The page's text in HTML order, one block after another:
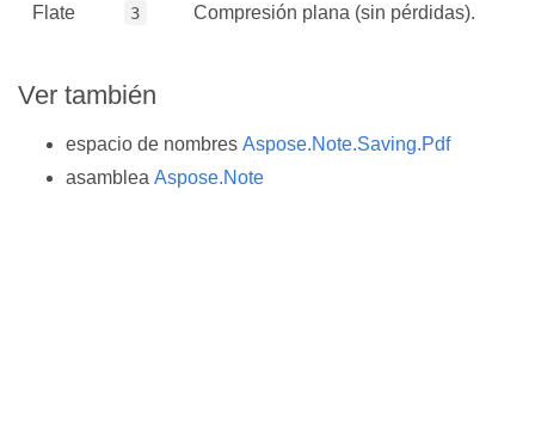
Flate 3 Compresión plana (sin pérdidas).
Ver también
espacio de nombres Aspose.Note.Saving.Pdf
asamblea Aspose.Note